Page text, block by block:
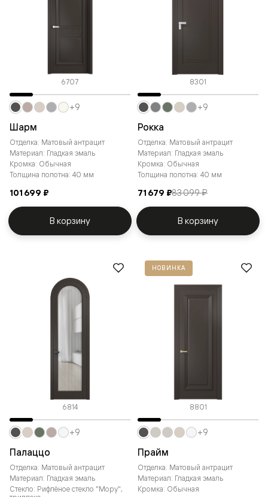
6707
Шарм
Отделка: Матовый антрацит
Материал: Гладкая эмаль
Кромка: Обычная
Толщина полотна: 40 мм
101 699 ₽
+9
В корзину
8301
Рокка
Отделка: Матовый антрацит
Материал: Гладкая эмаль
Кромка: Обычная
Толщина полотна: 40 мм
71 679 ₽83 099 ₽
+9
В корзину
6814
Палаццо
Отделка: Матовый антрацит
Материал: Гладкая эмаль
Стекло: Рифлёное стекло "Мору",
+9
НОВИНКА
8801
Прайм
Отделка: Матовый антрацит
Материал: Гладкая эмаль
Кромка: Обычная
+9